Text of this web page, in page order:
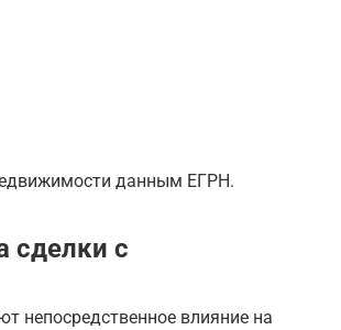
данным ЕГРН.
сделки с
непосредственное влияние на